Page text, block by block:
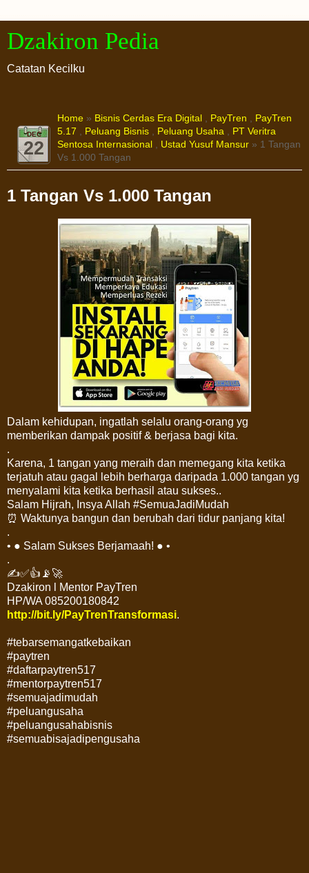
Dzakiron Pedia
Catatan Kecilku
DEC
22
Home » Bisnis Cerdas Era Digital , PayTren , PayTren
5.17 , Peluang Bisnis , Peluang Usaha , PT Veritra
Sentosa Internasional , Ustad Yusuf Mansur » 1 Tangan
Vs 1.000 Tangan
1 Tangan Vs 1.000 Tangan
Dalam kehidupan, ingatlah selalu orang-orang yg
memberikan dampak positif & berjasa bagi kita.
.
Karena, 1 tangan yang meraih dan memegang kita ketika
terjatuh atau gagal lebih berharga daripada 1.000 tangan yg
menyalami kita ketika berhasil atau sukses..
Salam Hijrah, Insya Allah #SemuaJadiMudah
⏰ Waktunya bangun dan berubah dari tidur panjang kita!
.
• ● Salam Sukses Berjamaah! ● •
.
✍✅👍📡🚀
Dzakiron l Mentor PayTren
HP/WA 085200180842
http://bit.ly/PayTrenTransformasi.
#tebarsemangatkebaikan
#paytren
#daftarpaytren517
#mentorpaytren517
#semuajadimudah
#peluangusaha
#peluangusahabisnis
#semuabisajadipengusaha